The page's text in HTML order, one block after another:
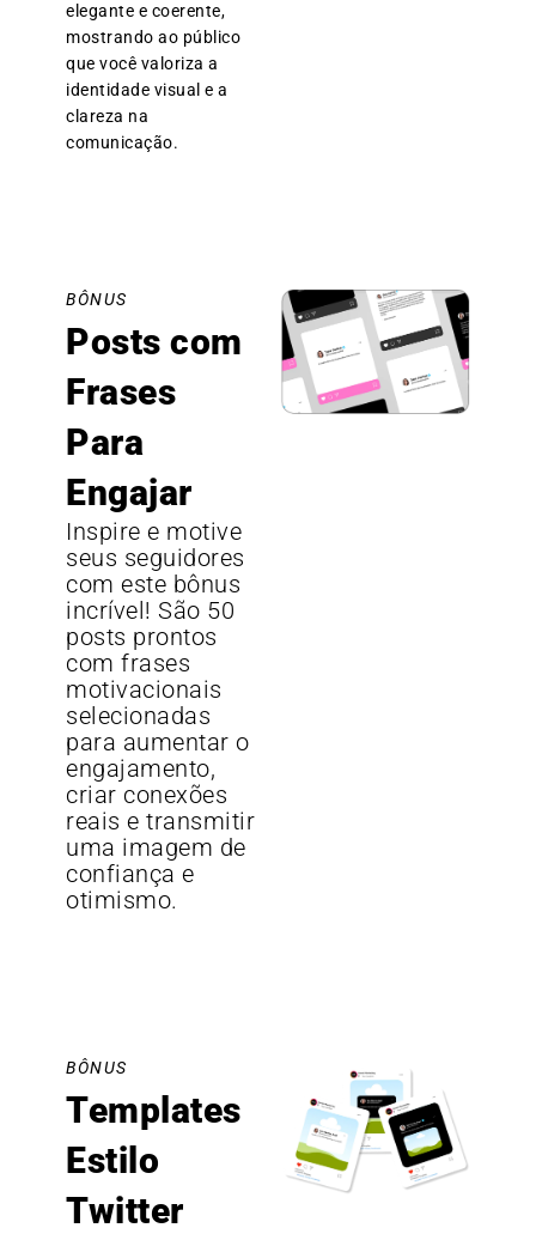
elegante e coerente,
mostrando ao público
que você valoriza a
identidade visual e a
clareza na
comunicação.
BÔNUS
Posts com
Frases
Para
Engajar
Inspire e motive
seus seguidores
com este bônus
incrível! São 50
posts prontos
com frases
motivacionais
selecionadas
para aumentar o
engajamento,
criar conexões
reais e transmitir
uma imagem de
confiança e
otimismo.
BÔNUS
Templates
Estilo
Twitter